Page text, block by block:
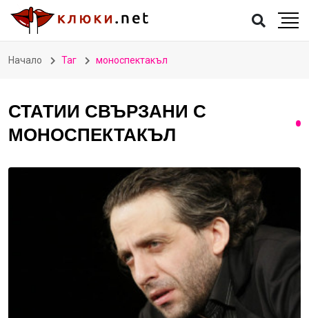
Начало Таг моноспектакъл
СТАТИИ СВЪРЗАНИ С
МОНОСПЕКТАКЪЛ